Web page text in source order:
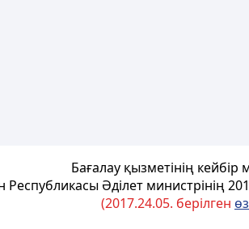
Бағалау қызметінің кейбір
Республикасы Әділет министрінің
(2017.24.05. берілген